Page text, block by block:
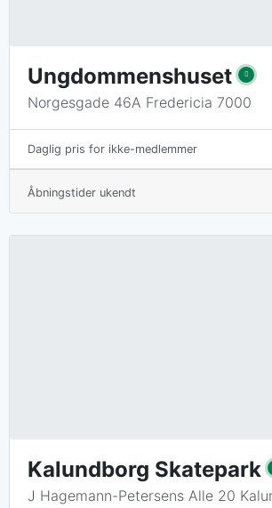
Ungdommenshuset
Norgesgade 46A Fredericia 7000
Daglig pris for ikke-medlemmer
Åbningstider ukendt
Kalundborg Skatepark
J Hagemann-Petersens Alle 20